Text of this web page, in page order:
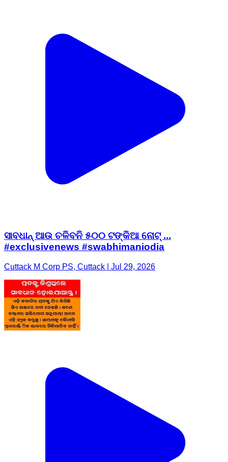
ସାବଧାନ୍ ଆଉ ଚଳିବନି ୫୦୦ ଟଙ୍କିଆ ନୋଟ୍‌ ...
#exclusivenews #swabhimaniodia
Cuttack M Corp PS, Cuttack | Jul 29, 2026